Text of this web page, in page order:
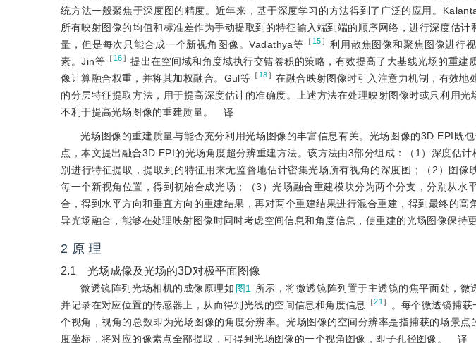
统方法一般聚焦于深度图的精度。近年来，基于深度学习的方法得到了广泛的应用。
所有映射图像的均值和标准差作为手动提取到的特征输入端到端的顺序网络，进行深度估
量，但是每次只能合成一个新视角图像。Vadathya等 ［ 15］ 利用散焦图像和聚焦图像进行
素。Jin等 ［ 16］提出在空间域和角度域执行交错卷积的策略，有效提高了大基线光场的重建
像计算融合权重，并将其加权融合。Gul等 ［ 18］ 在融合映射图像时引入注意力机制，有效地
的分层特征提取方法，用于提高深度估计的准确度。上述方法在处理映射图像时或只利用光
不利于提高光场图像的重建质量。
译
光场图像的重建质量与能否充分利用光场图像的丰富信息有关。光场图像的3D EPI既
点，本文提出融合3D EPI的光场角度超分辨重建方法。该方法由3部分组成：（1）深度估
别进行特征提取，提取到的特征用来无监督地估计密集光场所有视角的深度图；（2）图像
每一个新视角位置，得到初始合成光场；（3）光场融合重建模块分为两个分支，分别从水
合，得到水平方向和垂直方向的重建结果，再对两个重建结果进行混合重建，得到最终的高
导光场融合，能够在处理映射图像时同时考虑空间信息和角度信息，使重建的光场图像保持
2 原 理
2.1 光场成像及光场的3D对极平面图像
微透镜阵列光场相机的成像原理如 图1
所示，将微透镜阵列置于主透镜的焦平面处，微
并记录在对应位置的传感器上，从而得到光线的空间信息和角度信息
［21 ］
。每个微透镜捕
个视角，视角的总数即为光场图像的角度分辨率。光场图像的空间分辨率是指捕获的场景
度坐标，将对应的像素点全部提取，可得到光场图像的一个视角图像，即子孔径图像。
译